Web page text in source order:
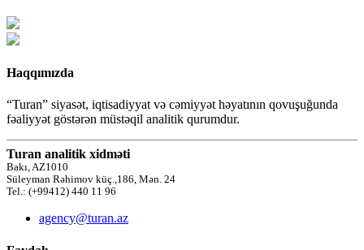
Haqqımızda
“Turan” siyasət, iqtisadiyyat və cəmiyyət həyatının qovuşuğunda
fəaliyyət göstərən müstəqil analitik qurumdur.
Turan analitik xidməti
Bakı, AZ1010
Süleyman Rəhimov küç.,186, Mən. 24
Tel.: (+99412) 440 11 96
agency@turan.az